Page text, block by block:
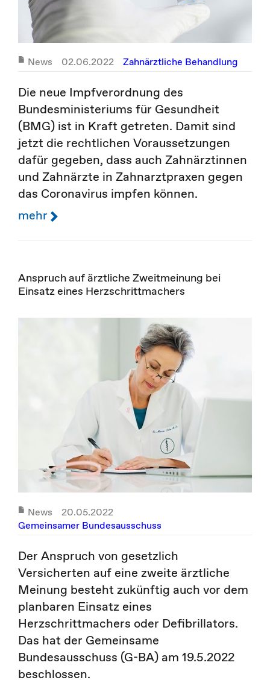
News 02.06.2022 Zahnärztliche Behandlung
Die neue Impfverordnung des
Bundesministeriums für Gesundheit
(BMG) ist in Kraft getreten. Damit sind
jetzt die rechtlichen Voraussetzungen
dafür gegeben, dass auch Zahnärztinnen
und Zahnärzte in Zahnarztpraxen gegen
das Coronavirus impfen können.
mehr
Anspruch auf ärztliche Zweitmeinung bei
Einsatz eines Herzschrittmachers
News
20.05.2022
Gemeinsamer Bundesausschuss
Der Anspruch von gesetzlich
Versicherten auf eine zweite ärztliche
Meinung besteht zukünftig auch vor dem
planbaren Einsatz eines
Herzschrittmachers oder Defibrillators.
Das hat der Gemeinsame
Bundesausschuss (G-BA) am 19.5.2022
beschlossen.